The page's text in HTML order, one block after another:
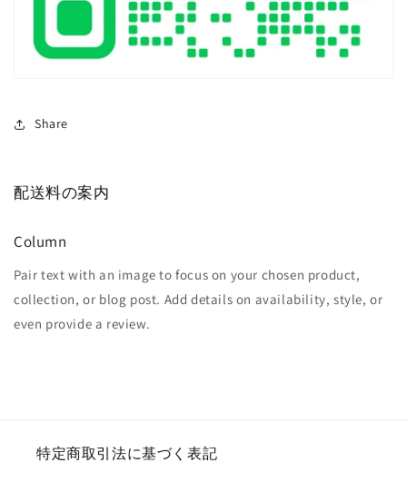
Share
配送料の案内
Column
Pair text with an image to focus on your chosen product,
collection, or blog post. Add details on availability, style, or
even provide a review.
特定商取引法に基づく表記